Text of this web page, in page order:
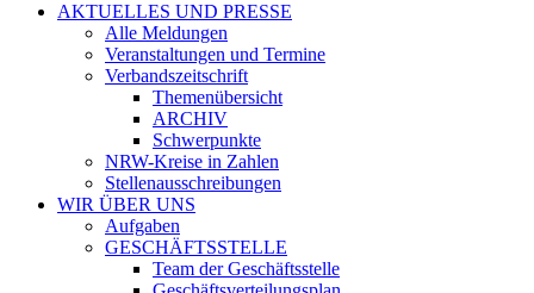
AKTUELLES UND PRESSE
Alle Meldungen
Veranstaltungen und Termine
Verbandszeitschrift
Themenübersicht
ARCHIV
Schwerpunkte
NRW-Kreise in Zahlen
Stellenausschreibungen
WIR ÜBER UNS
Aufgaben
GESCHÄFTSSTELLE
Team der Geschäftsstelle